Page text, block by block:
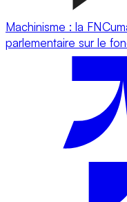
Machinisme : la
parlementaire sur le